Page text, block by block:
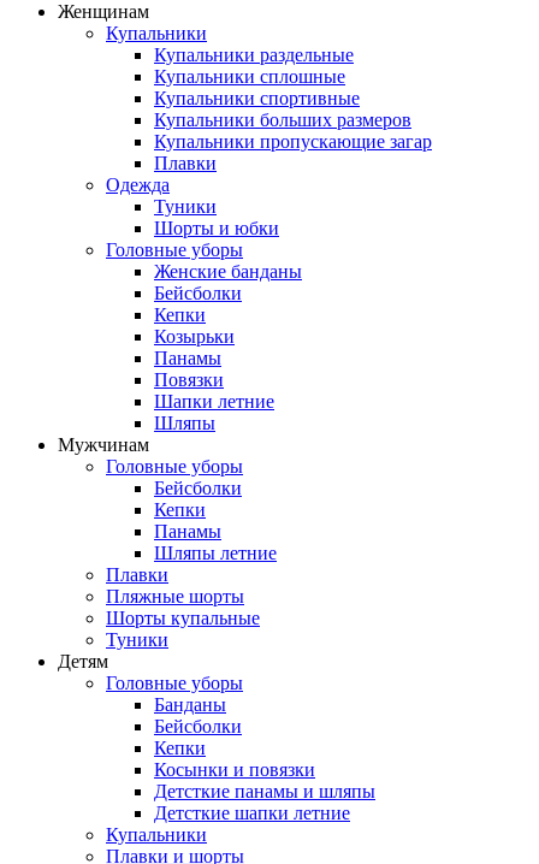
Женщинам
Купальники
Купальники раздельные
Купальники сплошные
Купальники спортивные
Купальники больших размеров
Купальники пропускающие загар
Плавки
Одежда
Туники
Шорты и юбки
Головные уборы
Женские банданы
Бейсболки
Кепки
Козырьки
Панамы
Повязки
Шапки летние
Шляпы
Мужчинам
Головные уборы
Бейсболки
Кепки
Панамы
Шляпы летние
Плавки
Пляжные шорты
Шорты купальные
Туники
Детям
Головные уборы
Банданы
Бейсболки
Кепки
Косынки и повязки
Детсткие панамы и шляпы
Детсткие шапки летние
Купальники
Плавки и шорты